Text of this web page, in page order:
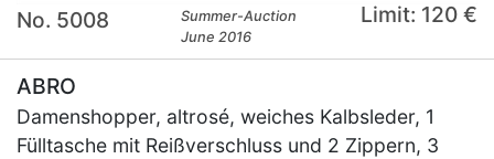
No. 5008
Summer-Auction
June 2016
Limit: 120 €
ABRO
Damenshopper, altrosé, weiches Kalbsleder, 1
Fülltasche mit Reißverschluss und 2 Zippern, 3